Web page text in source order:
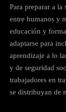
Para preparar a
entre humanos y
educación y
adaptarse para
aprendizaje a lo
y de seguridad
trabajadores en
se distribuyan de